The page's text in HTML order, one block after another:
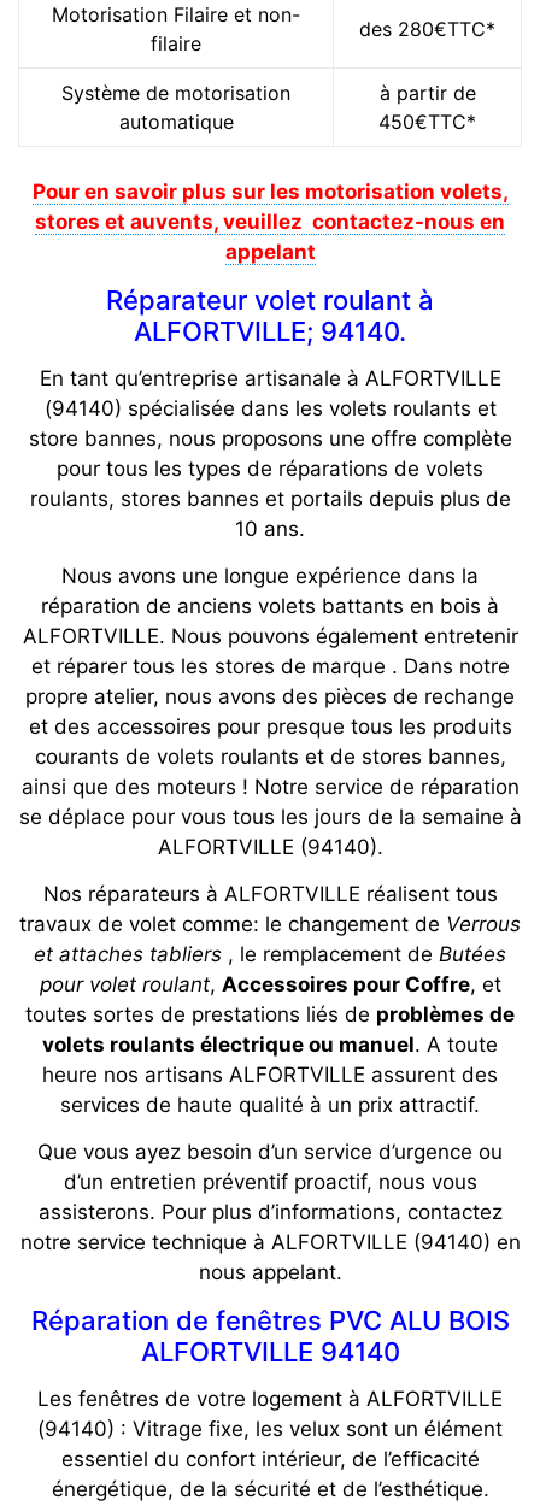
Motorisation Filaire et non-
filaire
des 280€TTC*
Système de motorisation
automatique
à partir de
450€TTC*
Pour en savoir plus sur les motorisation volets,
stores et auvents, veuillez contactez-nous en
appelant
Réparateur volet roulant à
ALFORTVILLE; 94140.
En tant qu’entreprise artisanale à ALFORTVILLE
(94140) spécialisée dans les volets roulants et
store bannes, nous proposons une offre complète
pour tous les types de réparations de volets
roulants, stores bannes et portails depuis plus de
10 ans.
Nous avons une longue expérience dans la
réparation de anciens volets battants en bois à
ALFORTVILLE. Nous pouvons également entretenir
et réparer tous les stores de marque . Dans notre
propre atelier, nous avons des pièces de rechange
et des accessoires pour presque tous les produits
courants de volets roulants et de stores bannes,
ainsi que des moteurs ! Notre service de réparation
se déplace pour vous tous les jours de la semaine à
ALFORTVILLE (94140).
Nos réparateurs à ALFORTVILLE réalisent tous
travaux de volet comme: le changement de Verrous
et attaches tabliers , le remplacement de Butées
pour volet roulant, Accessoires pour Coffre, et
toutes sortes de prestations liés de problèmes de
volets roulants électrique ou manuel. A toute
heure nos artisans ALFORTVILLE assurent des
services de haute qualité à un prix attractif.
Que vous ayez besoin d’un service d’urgence ou
d’un entretien préventif proactif, nous vous
assisterons. Pour plus d’informations, contactez
notre service technique à ALFORTVILLE (94140) en
nous appelant.
Réparation de fenêtres PVC ALU BOIS
ALFORTVILLE 94140
Les fenêtres de votre logement à ALFORTVILLE
(94140) : Vitrage fixe, les velux sont un élément
essentiel du confort intérieur, de l’efficacité
énergétique, de la sécurité et de l’esthétique.